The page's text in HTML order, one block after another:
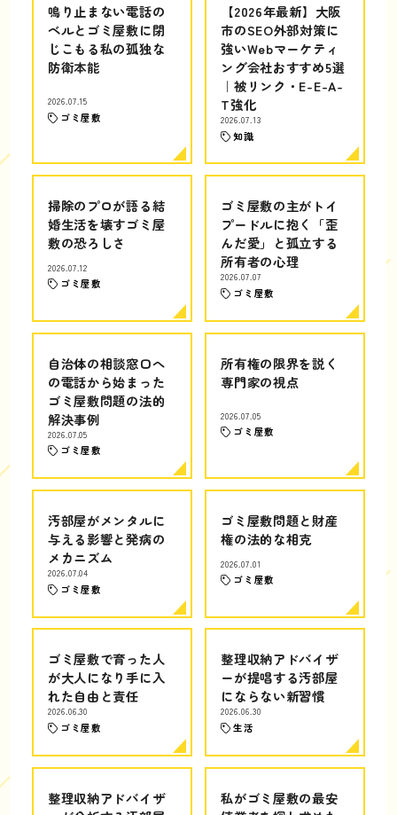
鳴り止まない電話の
ベルとゴミ屋敷に閉
じこもる私の孤独な
防衛本能
2026.07.15
ゴミ屋敷
【2026年最新】大阪
市のSEO外部対策に
強いWebマーケティ
ング会社おすすめ5選
｜被リンク・E-E-A-
T強化
2026.07.13
知識
掃除のプロが語る結
婚生活を壊すゴミ屋
敷の恐ろしさ
2026.07.12
ゴミ屋敷
ゴミ屋敷の主がトイ
プードルに抱く「歪
んだ愛」と孤立する
所有者の心理
2026.07.07
ゴミ屋敷
自治体の相談窓口へ
の電話から始まった
ゴミ屋敷問題の法的
解決事例
2026.07.05
ゴミ屋敷
所有権の限界を説く
専門家の視点
2026.07.05
ゴミ屋敷
汚部屋がメンタルに
与える影響と発病の
メカニズム
2026.07.04
ゴミ屋敷
ゴミ屋敷問題と財産
権の法的な相克
2026.07.01
ゴミ屋敷
ゴミ屋敷で育った人
が大人になり手に入
れた自由と責任
2026.06.30
ゴミ屋敷
整理収納アドバイザ
ーが提唱する汚部屋
にならない新習慣
2026.06.30
生活
整理収納アドバイザ
私がゴミ屋敷の最安